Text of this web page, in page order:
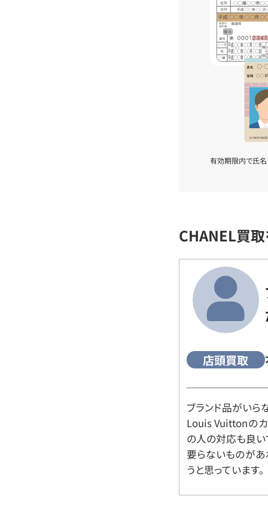
有効期限内で氏名
CHANEL買
店頭買取
ブランド品がいら
Louis Vuittonの
の人の対応も良い
要らないものがあ
うと思っています。